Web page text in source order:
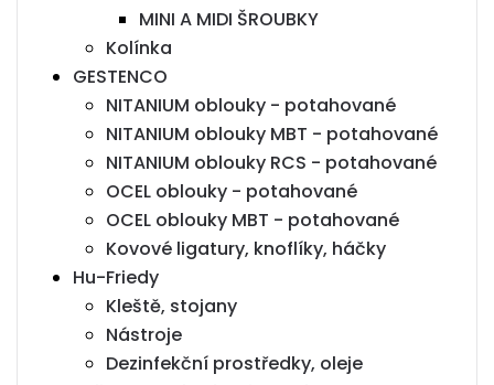
MINI A MIDI ŠROUBKY
Kolínka
GESTENCO
NITANIUM oblouky - potahované
NITANIUM oblouky MBT - potahované
NITANIUM oblouky RCS - potahované
OCEL oblouky - potahované
OCEL oblouky MBT - potahované
Kovové ligatury, knoflíky, háčky
Hu-Friedy
Kleště, stojany
Nástroje
Dezinfekční prostředky, oleje